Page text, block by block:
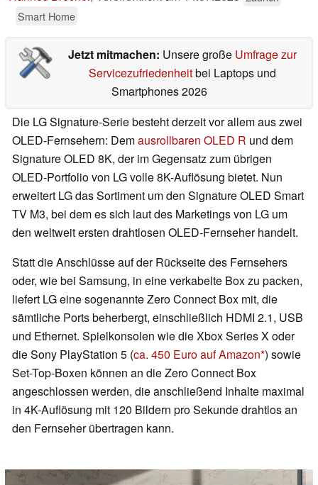
Smart Home
Jetzt mitmachen: Unsere große Umfrage zur
Servicezufriedenheitbei Laptops und
Smartphones 2026
Die LG Signature-Serie besteht derzeit vor allem aus zwei
OLED-Fernsehern: Demausrollbaren OLED R und dem
Signature OLED 8K, der im Gegensatz zum übrigen
OLED-Portfolio von LG volle 8K-Auflösung bietet. Nun
erweitert LG das Sortiment um den Signature OLED Smart
TV M3, bei dem es sich laut des Marketings von LG um
den weltweit ersten drahtlosen OLED-Fernseher handelt.
Statt die Anschlüsse auf der Rückseite des Fernsehers
oder, wie bei Samsung, in eine verkabelte Box zu packen,
liefert LG eine sogenannte Zero Connect Box mit, die
sämtliche Ports beherbergt, einschließlich HDMI 2.1, USB
und Ethernet. Spielkonsolen wie die Xbox Series X oder
die Sony PlayStation 5 (ca. 450 Euro auf Amazon ) sowie
Set-Top-Boxen können an die Zero Connect Box
angeschlossen werden, die anschließend Inhalte maximal
in 4K-Auflösung mit 120 Bildern pro Sekunde drahtlos an
den Fernseher übertragen kann.